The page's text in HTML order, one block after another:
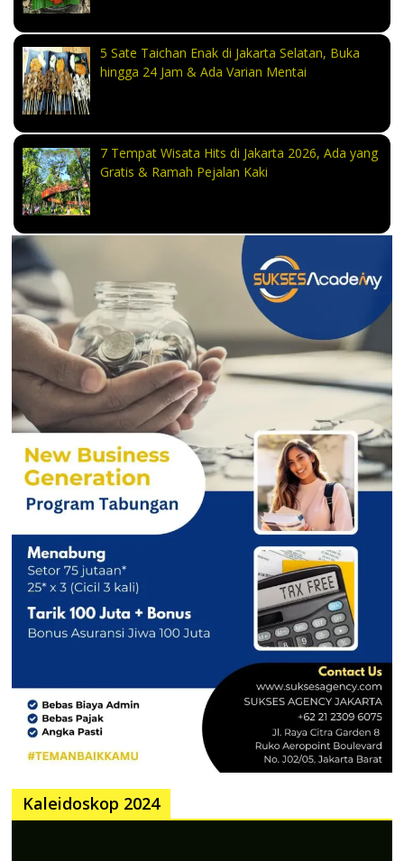
5 Sate Taichan Enak di Jakarta Selatan, Buka
hingga 24 Jam & Ada Varian Mentai
7 Tempat Wisata Hits di Jakarta 2026, Ada yang
Gratis & Ramah Pejalan Kaki
Kaleidoskop 2024